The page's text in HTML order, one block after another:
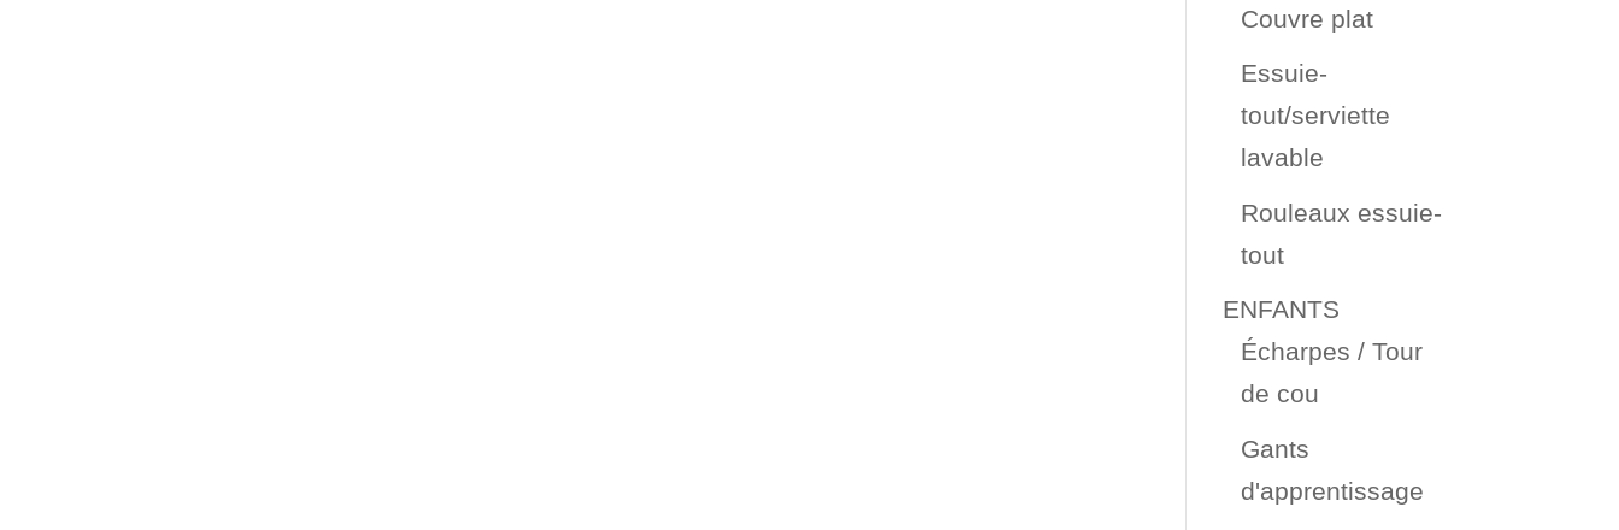
Couvre plat
Essuie-
tout/serviette
lavable
Rouleaux essuie-
tout
ENFANTS
Écharpes / Tour
de cou
Gants
d'apprentissage